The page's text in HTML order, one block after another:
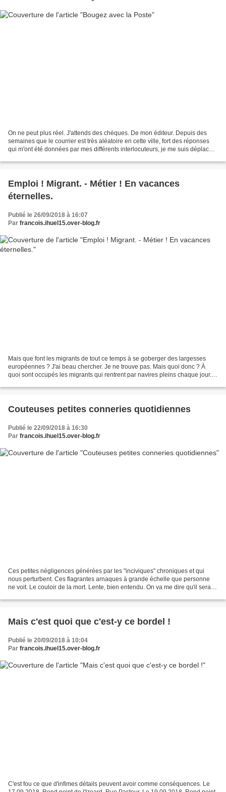
On ne peut plus réel. J'attends des chèques. De mon éditeur. Depuis des
semaines que le courrier est très aléatoire en cette ville, fort des réponses
qui m'ont été données par mes différents interlocuteurs, je me suis déplacé à
Emploi ! Migrant. - Métier ! En vacances
éternelles.
Publié le 26/09/2018 à 16:07
Par francois.ihuel15.over-blog.fr
Mais que font les migrants de tout ce temps à se goberger des largesses
européennes ? J'ai beau chercher. Je ne trouve pas. Mais quoi donc ? À
quoi sont occupés les migrants qui rentrent par navires pleins chaque jour.
Couteuses petites conneries quotidiennes
Publié le 22/09/2018 à 16:30
Par francois.ihuel15.over-blog.fr
Ces petites négligences générées par les "inciviques" chroniques et qui
nous perturbent. Ces flagrantes arnaques à grande échelle que personne
ne voit. Le couloir de la mort. Lente, bien entendu. On va me dire qu'il serait
Mais c'est quoi que c'est-y ce bordel !
Publié le 20/09/2018 à 10:04
Par francois.ihuel15.over-blog.fr
C'est fou ce que d'infimes détails peuvent avoir comme conséquences. Le